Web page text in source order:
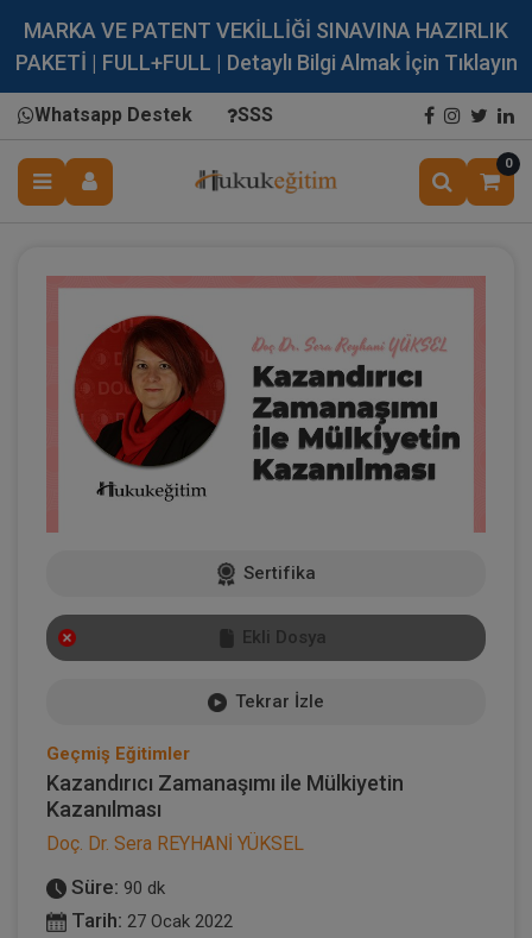
MARKA VE PATENT VEKİLLİĞİ SINAVINA HAZIRLIK
PAKETİ | FULL+FULL | Detaylı Bilgi Almak İçin Tıklayın
Whatsapp Destek SSS
0
Sertifika
Ekli Dosya
Tekrar İzle
Geçmiş Eğitimler
Kazandırıcı Zamanaşımı ile Mülkiyetin
Kazanılması
Doç. Dr. Sera REYHANİ YÜKSEL
Süre: 90 dk
Tarih: 27 Ocak 2022